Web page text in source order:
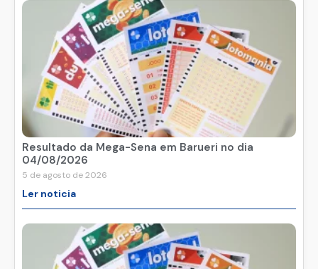
Resultado da Mega-Sena em Barueri no dia
04/08/2026
5 de agosto de 2026
Ler noticia